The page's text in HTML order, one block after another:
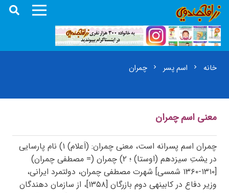
خانه chevron_right اسم پسر chevron_right چمران
معنی اسم چمران
چمران اسم پسرانه است، معنی چمران: (اَعلام) ۱) نام پارسایی
در یشتِ سیزدهم (اوستا) ؛ ۲) چمران (= مصطفی چمران)
[۱۳۱۰-۱۳۶۰ شمسی] شهرت مصطفی چمران، دولتمرد ایرانی،
وزیر دفاع در کابینهی دوم بازرگان [۱۳۵۸]، از سازمان دهندگان